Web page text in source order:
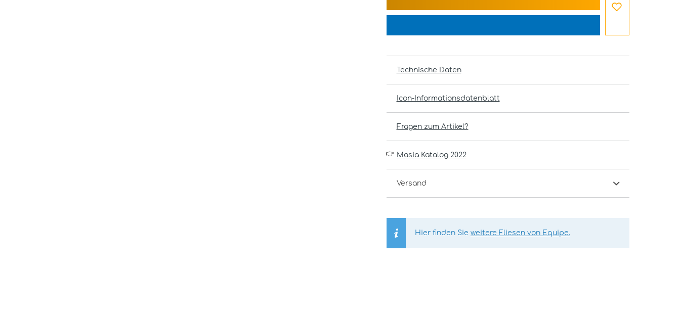
Technische Daten
Icon-Informationsdatenblatt
Fragen zum Artikel?
👉 Masia Katalog 2022
Versand
Hier finden Sie weitere Fliesen von Equipe.